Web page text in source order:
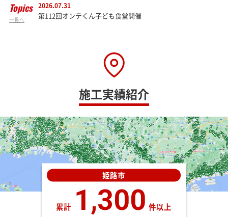
Topics
一覧へ
2026.07.31
第112回オンテくん子ども食堂開催
施工実績紹介
姫路市
累計 1,300 件以上